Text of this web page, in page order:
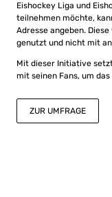
Eishockey Liga und
teilnehmen möchte,
Adresse angeben.
genutzt und nicht mit
Mit dieser Initiative
mit seinen Fans, um
ZUR UMFRAGE